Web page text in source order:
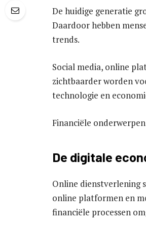
De huidige generatie
Daardoor hebben
trends.
Social media, online
zichtbaarder worden
technologie en
Financiële
De digitale
Online dienstverlening
online platformen en
financiële processen